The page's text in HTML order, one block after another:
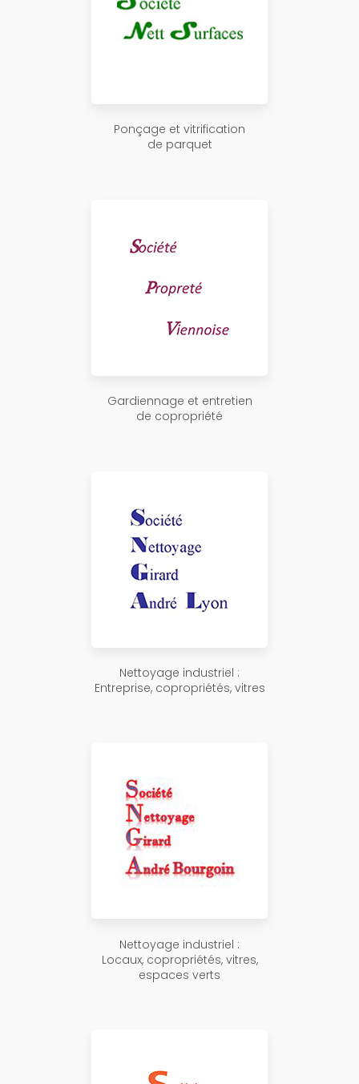
Ponçage et vitrification
de parquet
Gardiennage et entretien
de copropriété
Nettoyage industriel :
Entreprise, copropriétés, vitres
Nettoyage industriel :
Locaux, copropriétés, vitres,
espaces verts